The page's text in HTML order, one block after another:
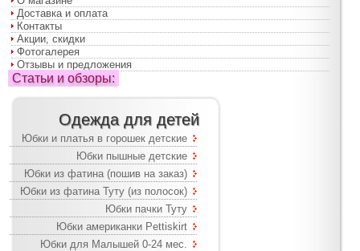
Доставка и оплата
Контакты
Акции, скидки
Фотогалерея
Отзывы и предложения
Статьи и обзоры:
Одежда для детей
Юбки и платья в горошек детские
Юбки пышные детские
Юбки из фатина (пошив на заказ)
Юбки из фатина Туту (из полосок)
Юбки пачки Туту
Юбки американки Pettiskirt
Юбки для Малышей 0-24 мес.